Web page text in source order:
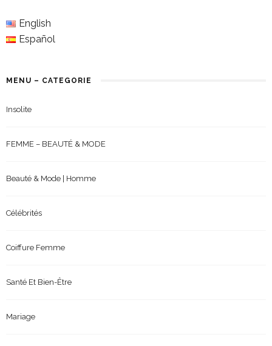
English
Español
MENU – CATEGORIE
Insolite
FEMME – BEAUTÉ & MODE
Beauté & Mode | Homme
Célébrités
Coiffure Femme
Santé Et Bien-Être
Mariage